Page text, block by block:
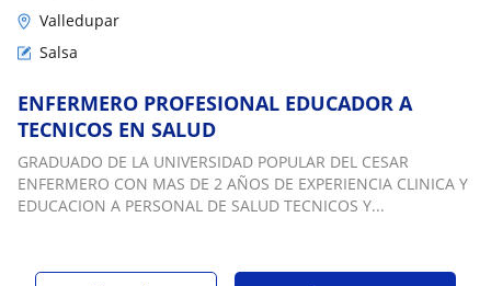
Valledupar
Salsa
ENFERMERO PROFESIONAL EDUCADOR A
TECNICOS EN SALUD
GRADUADO DE LA UNIVERSIDAD POPULAR DEL CESAR
ENFERMERO CON MAS DE 2 AÑOS DE EXPERIENCIA CLINICA Y
EDUCACION A PERSONAL DE SALUD TECNICOS Y...